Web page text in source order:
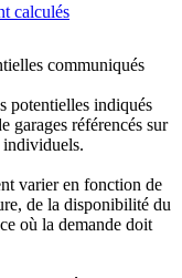
calculés
communiqués
potentielles indiqués
garages référencés sur
individuels.
varier en fonction de
de la disponibilité du
où la demande doit